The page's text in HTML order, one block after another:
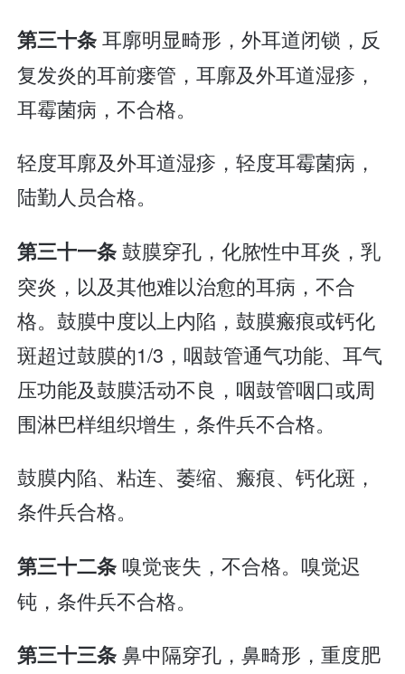
第三十条耳廓明显畸形，外耳道闭锁，反
复发炎的耳前瘘管，耳廓及外耳道湿疹，
耳霉菌病，不合格。
轻度耳廓及外耳道湿疹，轻度耳霉菌病，
陆勤人员合格。
第三十一条鼓膜穿孔，化脓性中耳炎，乳
突炎，以及其他难以治愈的耳病，不合
格。鼓膜中度以上内陷，鼓膜瘢痕或钙化
斑超过鼓膜的1/3，咽鼓管通气功能、耳气
压功能及鼓膜活动不良，咽鼓管咽口或周
围淋巴样组织增生，条件兵不合格。
鼓膜内陷、粘连、萎缩、瘢痕、钙化斑，
条件兵合格。
第三十二条 嗅觉丧失，不合格。嗅觉迟
钝，条件兵不合格。
第三十三条鼻中隔穿孔，鼻畸形，重度肥